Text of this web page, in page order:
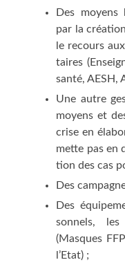
Des moyens
par la
le recours
taires
san­té, AESH,
Une autre
moyens et
crise en
mette pas en
tion des cas
Des
Des
son­nels,
(Masques
l’Etat) ;